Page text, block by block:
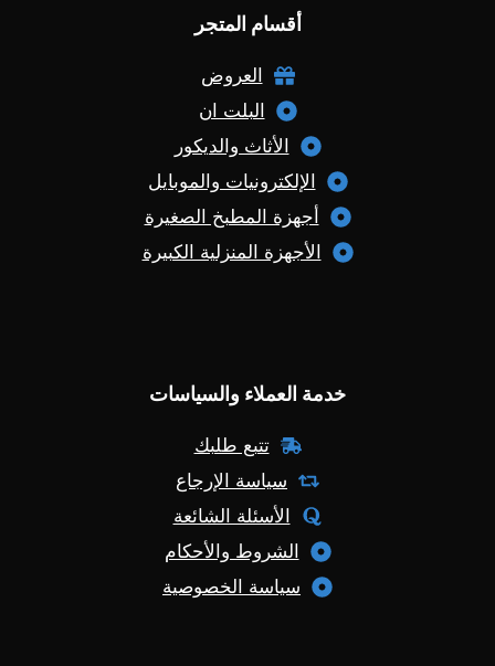
أقسام المتجر
العروض
البلت ان
الأثاث والديكور
الإلكترونيات والموبايل
أجهزة المطبخ الصغيرة
الأجهزة المنزلية الكبيرة
خدمة العملاء والسياسات
تتبع طلبك
سياسة الإرجاع
الأسئلة الشائعة
الشروط والأحكام
سياسة الخصوصية